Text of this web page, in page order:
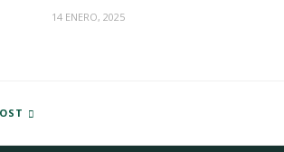
14 ENERO, 2025
EUROS A CÁRITAS TRAS LA CENA SOLIDARIA